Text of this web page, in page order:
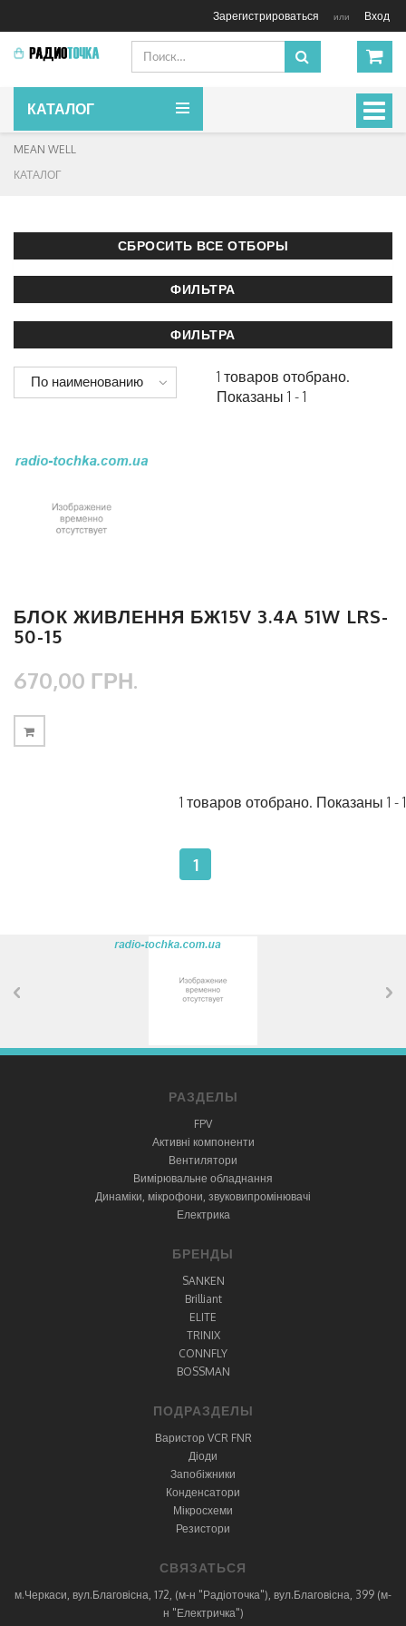
Зарегистрироваться или Вход
КАТАЛОГ
MEAN WELL
КАТАЛОГ
По наименованию
1 товаров отобрано.
Показаны 1 - 1
БЛОК ЖИВЛЕННЯ БЖ15V 3.4A 51W LRS-
50-15
670,00 ГРН.
1 товаров отобрано. Показаны 1 - 1
1
РАЗДЕЛЫ
FPV
Активні компоненти
Вентилятори
Вимірювальне обладнання
Динаміки, мікрофони, звуковипромінювачі
Електрика
БРЕНДЫ
SANKEN
Brilliant
ELITE
TRINIX
CONNFLY
BOSSMAN
ПОДРАЗДЕЛЫ
Варистор VCR FNR
Діоди
Запобіжники
Конденсатори
Мікросхеми
Резистори
СВЯЗАТЬСЯ
м.Черкаси, вул.Благовісна, 172, (м-н "Радіоточка"), вул.Благовісна, 399 (м-
н "Електричка")